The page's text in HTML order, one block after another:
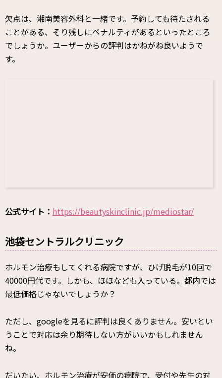
欠点は、湘南美容外科と一緒です。予約しても待たされる
ことがある、そり残しにペナルティがあるといったところ
でしょうか。ユーザーからの評判はかねがね良いようで
す。
公式サイト： https://beautyskinclinic.jp/mediostar/
池袋セントラルクリニック
ホルモン治療もしてくれる病院ですが、ひげ脱毛が10回で
40000円代です。しかも、ほほなども入っている。都内では
最低価格じゃないでしょうか？
ただし、googleを見るに評判は良くありません。安いとい
うことで対応は余り期待しない方がいいかもしれません
ね。
だいたい、ホルモン治療が安価の病院で、受付や先生の対